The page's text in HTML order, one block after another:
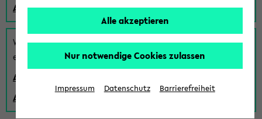
Anmeldung zum eKVV der Studierenden
Wenn Sie (noch) kein Uni Login haben, können Sie das
eKVV auch über einen Gastzugang verwenden:
Anmeldung über einen vorhandenen Gastzugang
Anlegen eines neuen Gastzugangs
Alle akzeptieren
Nur notwendige Cookies zulassen
Impressum Datenschutz Barrierefreiheit